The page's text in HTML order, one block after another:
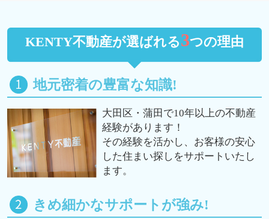
KENTY不動産が選ばれる3つの理由
地元密着の豊富な知識!
大田区・蒲田で10年以上の不動産
経験があります！
その経験を活かし、お客様の安心
した住まい探しをサポートいたし
ます。
きめ細かなサポートが強み!